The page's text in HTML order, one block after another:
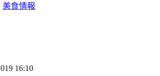
美食情報
16:10